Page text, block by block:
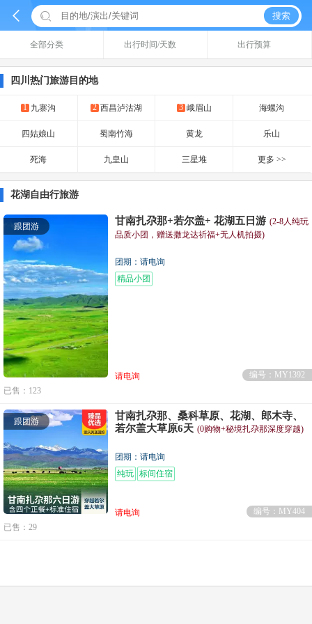
  搜索
全部分类 出行时间/天数 出行预算
四川热门旅游目的地
1 九寨沟 2 西昌泸沽湖 3 峨眉山 海螺沟
四姑娘山 蜀南竹海 黄龙 乐山
死海 九皇山 三星堆 更多 >>
花湖自由行旅游
跟团游 甘南扎尕那+若尔盖+ 花湖五日游 (2-8人纯玩
品质小团，赠送撒龙达祈福+无人机拍摄)
团期：请电询
精品小团
请电询
编号：MY1392
已售：123
跟团游
甘南扎尕那、桑科草原、花湖、郎木寺、
若尔盖大草原6天 (0购物+秘境扎尕那深度穿越)
团期：请电询
纯玩 标间住宿
请电询
编号：MY404
已售：29